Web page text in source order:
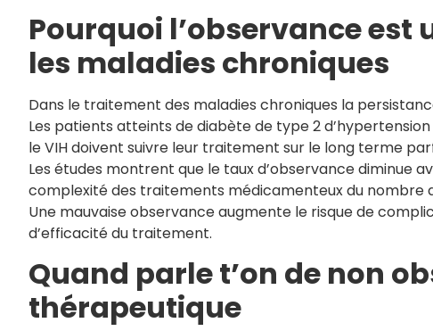
Pourquoi l’observance est
les maladies chroniques
Dans le traitement des maladies chroniques la
Les patients atteints de diabète de type 2
le VIH doivent suivre leur traitement sur le long terme
Les études montrent que le taux d’observance diminue
complexité des traitements médicamenteux du nombre
Une mauvaise observance augmente le risque de
d’efficacité du traitement.
Quand parle t’on de non
thérapeutique